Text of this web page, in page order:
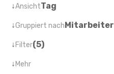
↓AnsichtTag
↓Gruppiert nachMitarbeiter
↓Filter(5)
↓Mehr